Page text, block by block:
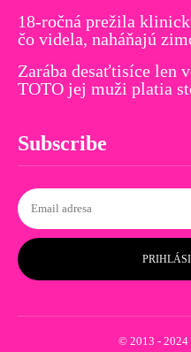
18-ročná prežila
čo videla, naháňajú
Zarába desaťtisíce len
TOTO jej muži platia
Subscribe
© 2013 - 2024